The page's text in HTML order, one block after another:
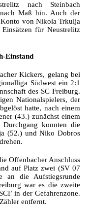
nach Steinbach
Maß hin. Auch der
von Nikola Trkulja
für Neustrelitz
Einstand
Kickers, gelang bei
Südwest ein 2:1
des SC Freiburg.
Nationalspielers, der
hatte, nach einem
(43.) zunächst einem
konnten die
(52.) und Niko Dobros
Offenbacher Anschluss
auf Platz zwei (SV 07
an die Aufstiegsrunde
war es die zweite
in der Gefahrenzone.
entfernt.